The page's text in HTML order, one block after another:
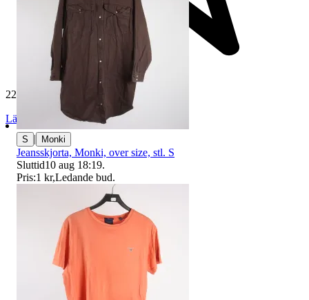
229 394 omdömen
Läs omdömen Följ
S | Monki
Jeansskjorta, Monki, over size, stl. S
Sluttid10 aug 18:19.
Pris:1 kr,Ledande bud.